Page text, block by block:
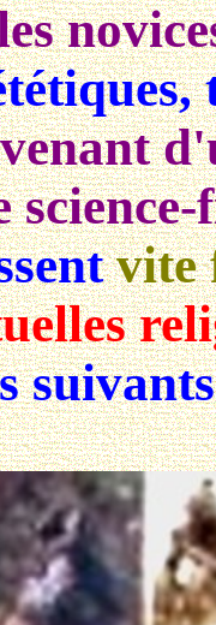
venant
vite